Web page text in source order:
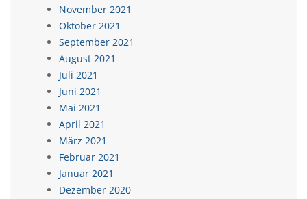
November 2021
Oktober 2021
September 2021
August 2021
Juli 2021
Juni 2021
Mai 2021
April 2021
März 2021
Februar 2021
Januar 2021
Dezember 2020